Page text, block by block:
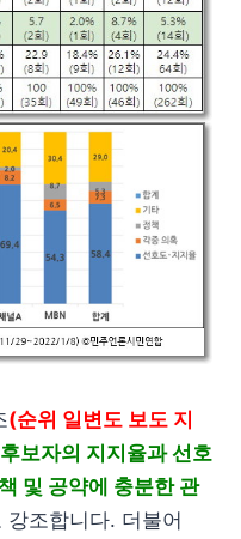
(순위 일변도 보도 지
보자의 지지율과 선호
및 공약에 충분한 관
강조합니다. 더불어